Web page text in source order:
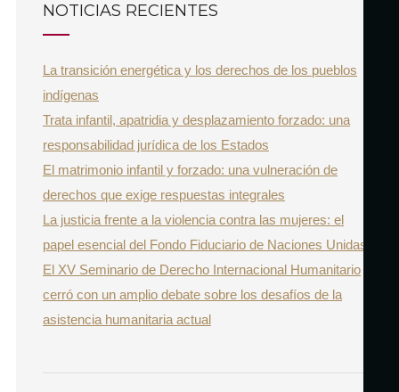
f
o
r
:
NOTICIAS RECIENTES
La transición energética y los derechos de los pueblos
indígenas
Trata infantil, apatridia y desplazamiento forzado: una
responsabilidad jurídica de los Estados
El matrimonio infantil y forzado: una vulneración de
derechos que exige respuestas integrales
La justicia frente a la violencia contra las mujeres: el
papel esencial del Fondo Fiduciario de Naciones Unidas
El XV Seminario de Derecho Internacional Humanitario
cerró con un amplio debate sobre los desafíos de la
asistencia humanitaria actual